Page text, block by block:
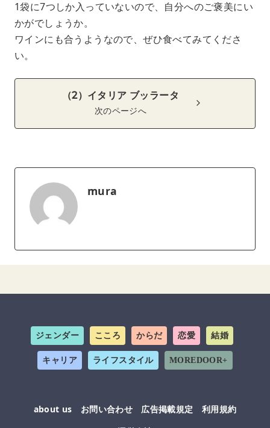
1袋に7つしか入っていないので、自分へのご褒美にい
かがでしょうか。
ワインにも合うようなので、ぜひ食べてみてくださ
い。
（2）イタリア ブッラータ
次のページへ
mura
ジェンダー こころ からだ 恋愛 結婚
キャリア ライフスタイル MOREDOOR+
about us お問い合わせ 広告掲載規定
利用規約